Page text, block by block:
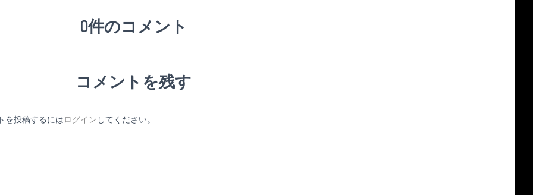
0件のコメント
コメントを残す
を投稿するにはログイン してください。